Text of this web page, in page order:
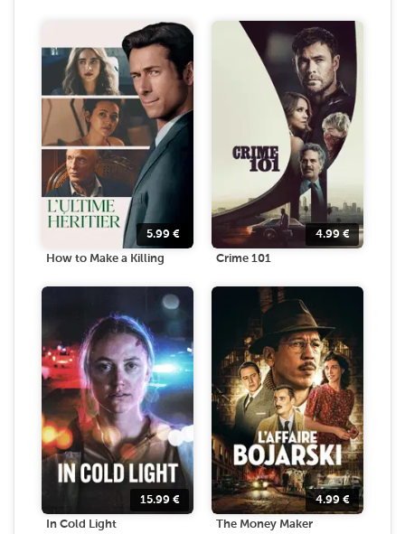
5.99 €
How to Make a Killing
4.99€
Crime 101
15.99 €
In Cold Light
4.99 €
The Money Maker